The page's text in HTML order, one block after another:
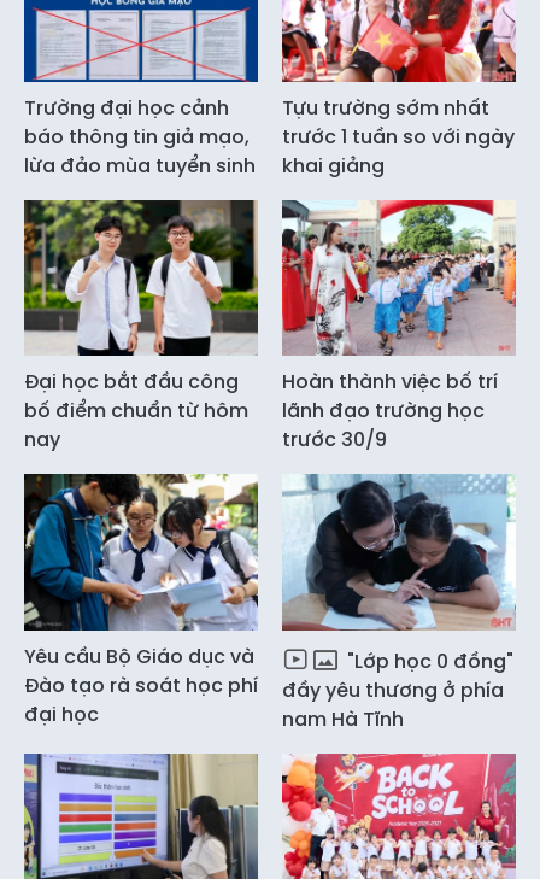
Trường đại học cảnh
báo thông tin giả mạo,
lừa đảo mùa tuyển sinh
Tựu trường sớm nhất
trước 1 tuần so với ngày
khai giảng
Đại học bắt đầu công
bố điểm chuẩn từ hôm
nay
Hoàn thành việc bố trí
lãnh đạo trường học
trước 30/9
Yêu cầu Bộ Giáo dục và
Đào tạo rà soát học phí
đại học
"Lớp học 0 đồng"
đầy yêu thương ở phía
nam Hà Tĩnh